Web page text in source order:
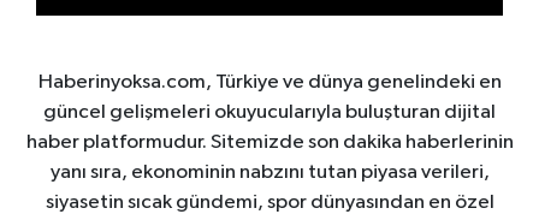
Haberinyoksa.com, Türkiye ve dünya genelindeki en
güncel gelişmeleri okuyucularıyla buluşturan dijital
haber platformudur. Sitemizde son dakika haberlerinin
yanı sıra, ekonominin nabzını tutan piyasa verileri,
siyasetin sıcak gündemi, spor dünyasından en özel